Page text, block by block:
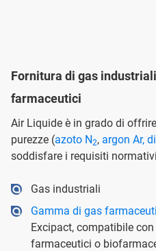
Fornitura di gas
farmaceutici
Air Liquide è in grado di
purezze (azoto N2, argon Ar,
soddisfare i requisiti
Gas industriali
Gamma di gas
Excipact, compatibile
farmaceutici o